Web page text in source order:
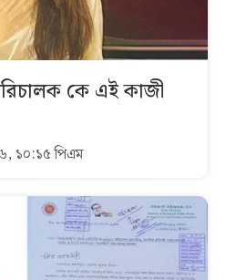
কে এই কাজী
১০:১৫ পিএম